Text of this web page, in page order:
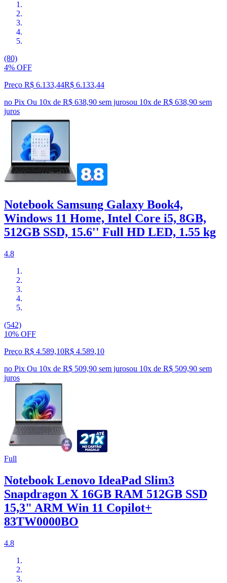
(80)
4% OFF
Preço R$ 6.133,44R$ 6.133,44
no Pix Ou 10x de R$ 638,90 sem jurosou 10x de R$ 638,90 sem
juros
Notebook Samsung Galaxy Book4,
Windows 11 Home, Intel Core i5, 8GB,
512GB SSD, 15.6'' Full HD LED, 1.55 kg
4.8
(542)
10% OFF
Preço R$ 4.589,10R$ 4.589,10
no Pix Ou 10x de R$ 509,90 sem jurosou 10x de R$ 509,90 sem
juros
Full
Notebook Lenovo IdeaPad Slim3
Snapdragon X 16GB RAM 512GB SSD
15,3" ARM Win 11 Copilot+
83TW0000BO
4.8